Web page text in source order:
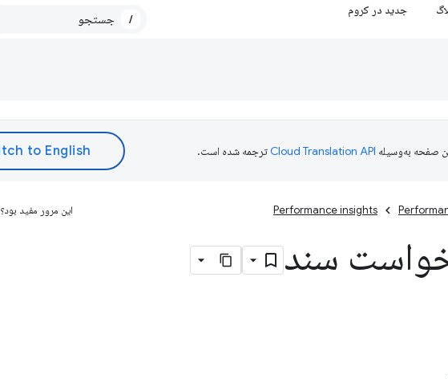
جدید در کروم
/
صفحه به‌وسیله ترجمه شده است.
Performance insights این مرور مفید بود؟
سند